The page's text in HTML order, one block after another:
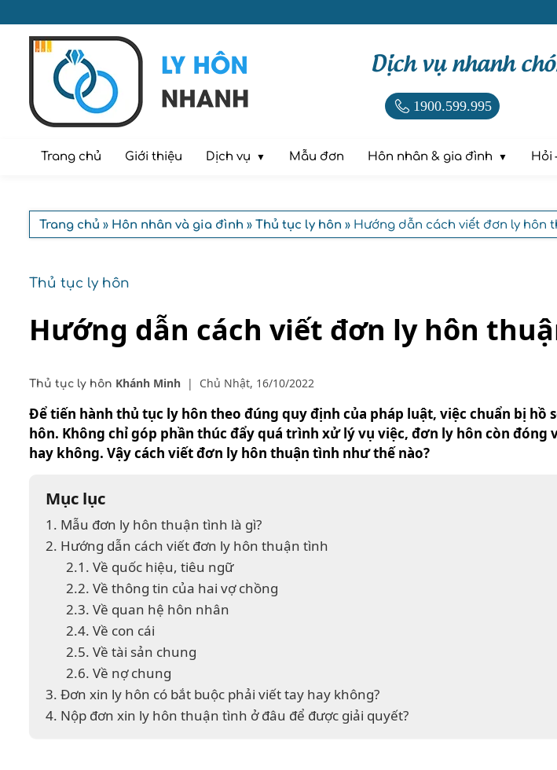
Dịch vụ nhanh
1900.599.995
Trang chủ Giới thiệu Dịch vụ Mẫu đơn Hôn nhân & gia đình Hỏi
Trang chủ » Hôn nhân và gia đình » Thủ tục ly hôn » Hướng dẫn cách viết đơn ly hôn
Thủ tục ly hôn
Hướng dẫn cách viết đơn ly hôn
Thủ tục ly hôn Khánh Minh | Chủ Nhật, 16/10/2022
Để tiến hành thủ tục ly hôn theo đúng quy định của pháp luật, việc chuẩn bị
hôn. Không chỉ góp phần thúc đẩy quá trình xử lý vụ việc, đơn ly hôn còn
hay không. Vậy cách viết đơn ly hôn thuận tình như thế nào?
Mục lục
1. Mẫu đơn ly hôn thuận tình là gì?
2. Hướng dẫn cách viết đơn ly hôn thuận tình
2.1. Về quốc hiệu, tiêu ngữ
2.2. Về thông tin của hai vợ chồng
2.3. Về quan hệ hôn nhân
2.4. Về con cái
2.5. Về tài sản chung
2.6. Về nợ chung
3. Đơn xin ly hôn có bắt buộc phải viết tay hay không?
4. Nộp đơn xin ly hôn thuận tình ở đâu để được giải quyết?